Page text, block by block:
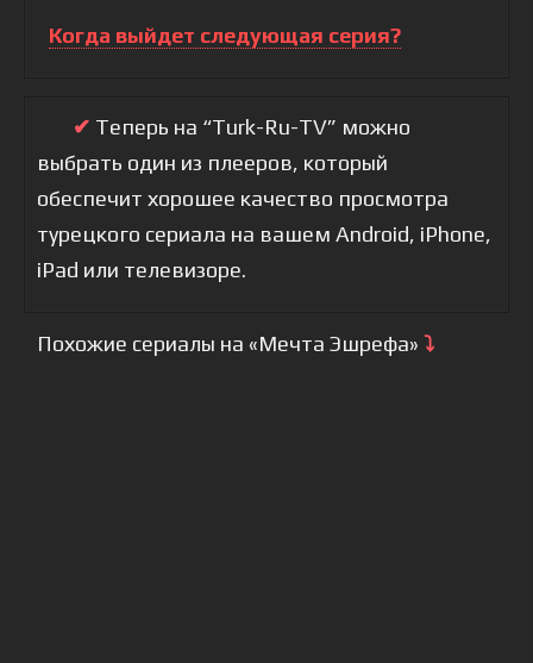
Когда выйдет следующая серия?
✔ Теперь на “Turk-Ru-TV” можно
выбрать один из плееров, который
обеспечит хорошее качество просмотра
турецкого сериала на вашем Android, iPhone,
iPad или телевизоре.
Похожие сериалы на «Мечта Эшрефа» ⤵